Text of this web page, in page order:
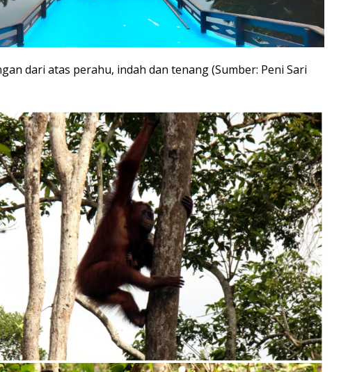
dari atas perahu, indah dan tenang (Sumber: Peni Sari